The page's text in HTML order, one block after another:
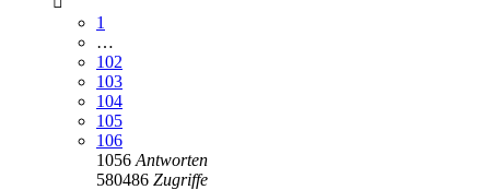
1
…
102
103
104
105
106
1056 Antworten
580486 Zugriffe